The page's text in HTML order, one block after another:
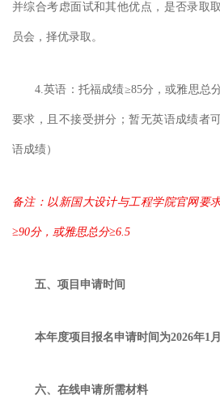
并综合考虑面试和其他优点，是否录取
员会，择优录取。
4.英语：托福成绩≥85分，或雅思总
要求，且不接受拼分；暂无英语成绩者
语成绩）
备注：以新国大设计与工程学院官网要
≥90分，或雅思总分≥6.5
五、 项目申请时间
本年度项目报名申请时间为2026年1
六、 在线申请所需材料